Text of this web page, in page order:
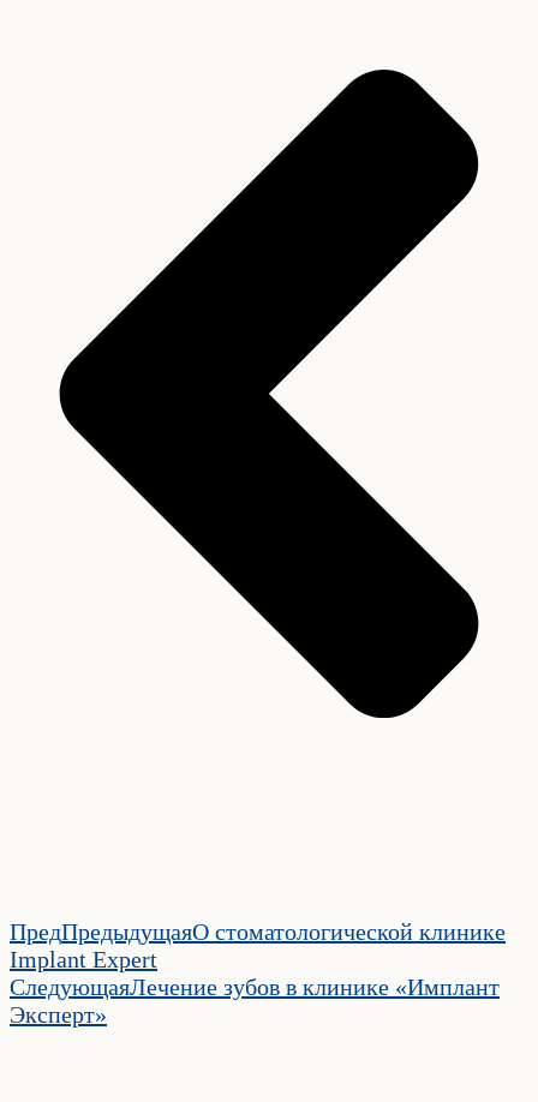
ПредПредыдущаяО стоматологической клинике
Implant Expert
СледующаяЛечение зубов в клинике «Имплант
Эксперт»